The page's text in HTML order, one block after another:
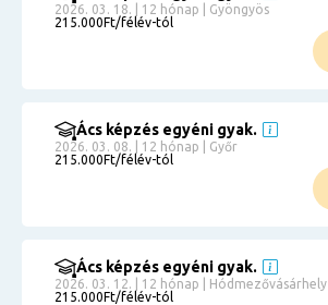
2026. 03. 18. | 12 hónap | Gyöngyös
215.000Ft/félév-tól
Ács képzés egyéni gyak.
2026. 03. 08. | 12 hónap | Győr
215.000Ft/félév-tól
Ács képzés egyéni gyak.
2026. 03. 12. | 12 hónap | Hódmezővásárhely
215.000Ft/félév-tól